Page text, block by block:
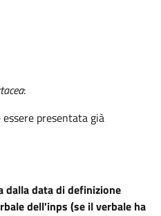
:
presentata già
dalla data di definizione
dell'inps (se il verbale ha